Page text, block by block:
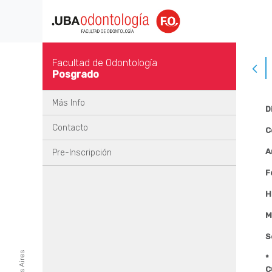
Facultad de Odontología
Posgrado
Más Info
Contacto
Pre-Inscripción
*